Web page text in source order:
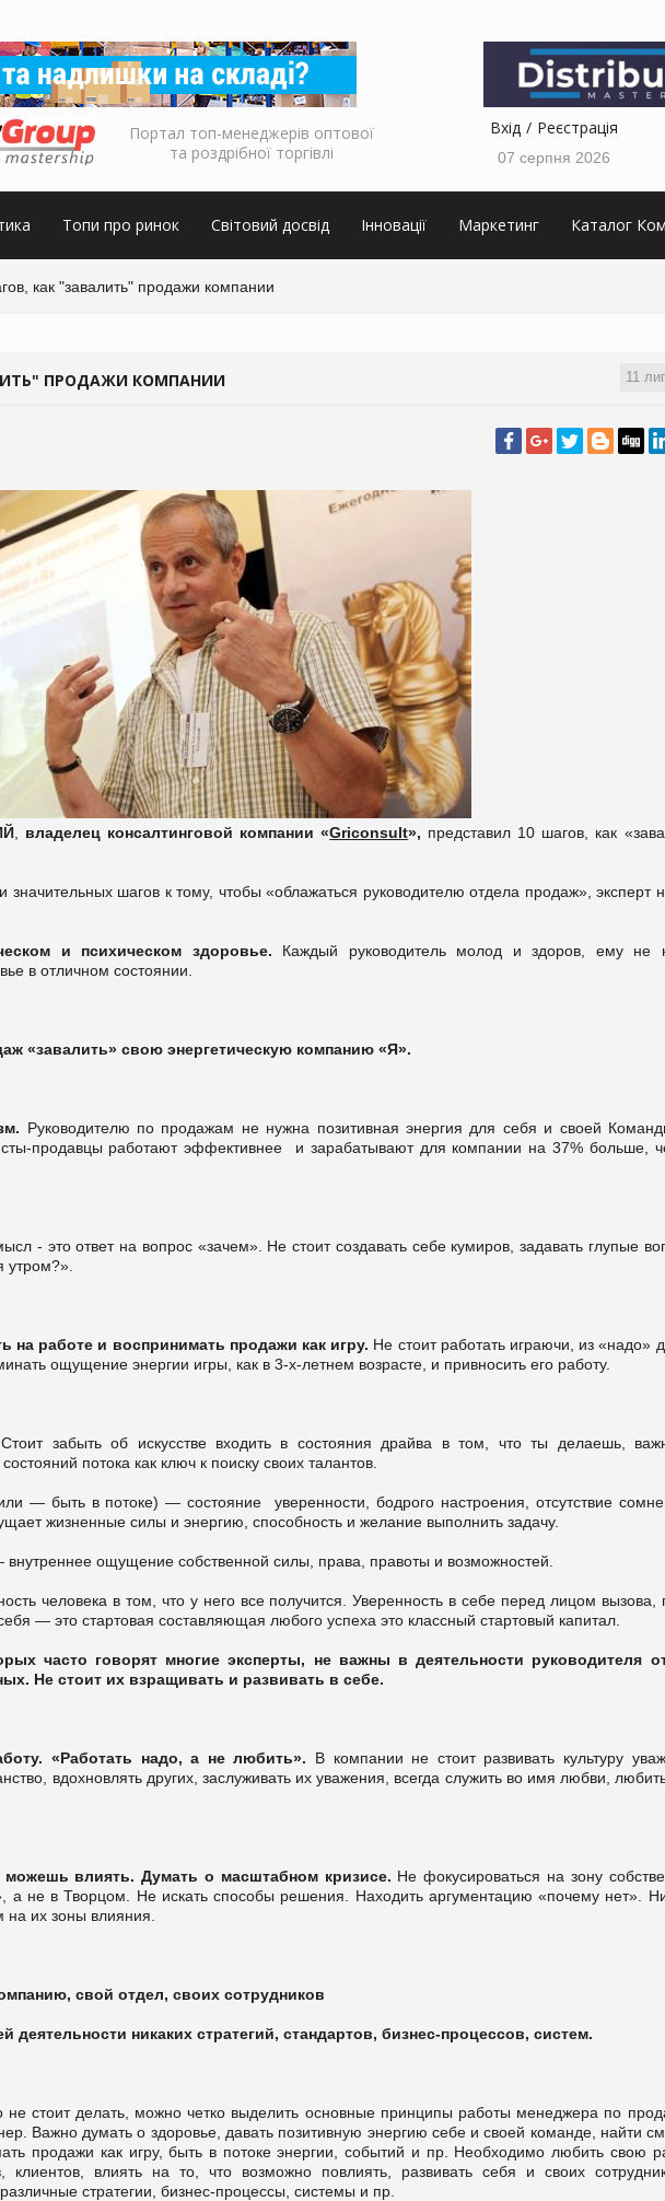
Портал топ-менеджерів оптової
та роздрібної торгівлі
Вхід Реєстрація
07 серпня 2026
Топи про ринок Світовий досвід Інновації Маркетинг Каталог
как "завалить" продажи компании
11
ПРОДАЖИ КОМПАНИИ
владелец консалтинговой компании «Griconsult», представил 10 шагов, как
шагов к тому, чтобы «облажаться руководителю отдела продаж», эксперт
и психическом здоровье. Каждый руководитель молод и здоров, ему не
в отличном состоянии.
«завалить» свою энергетическую компанию «Я».
Руководителю по продажам не нужна позитивная энергия для себя и своей
продавцы работают эффективнее и зарабатывают для компании на 37% больше,
- это ответ на вопрос «зачем». Не стоит создавать себе кумиров, задавать глупые
утром?».
на работе и воспринимать продажи как игру. Не стоит работать играючи, из «надо»
ощущение энергии игры, как в 3-х-летнем возрасте, и привносить его работу.
Стоит забыть об искусстве входить в состояния драйва в том, что ты делаешь,
потока как ключ к поиску своих талантов.
― быть в потоке) ― состояние уверенности, бодрого настроения, отсутствие
жизненные силы и энергию, способность и желание выполнить задачу.
ощущение собственной силы, права, правоты и возможностей.
человека в том, что у него все получится. Уверенность в себе перед лицом вызова,
― это стартовая составляющая любого успеха это классный стартовый капитал.
часто говорят многие эксперты, не важны в деятельности руководителя
Не стоит их взращивать и развивать в себе.
«Работать надо, а не любить». В компании не стоит развивать культуру
вдохновлять других, заслуживать их уважения, всегда служить во имя любви,
можешь влиять. Думать о масштабном кризисе. Не фокусироваться на зону
а не в Творцом. Не искать способы решения. Находить аргументацию «почему нет».
на их зоны влияния.
свой отдел, своих сотрудников
деятельности никаких стратегий, стандартов, бизнес-процессов, систем.
не стоит делать, можно четко выделить основные принципы работы менеджера по
Важно думать о здоровье, давать позитивную энергию себе и своей команде, найти
продажи как игру, быть в потоке энергии, событий и пр. Необходимо любить свою
клиентов, влиять на то, что возможно повлиять, развивать себя и своих
стратегии, бизнес-процессы, системы и пр.